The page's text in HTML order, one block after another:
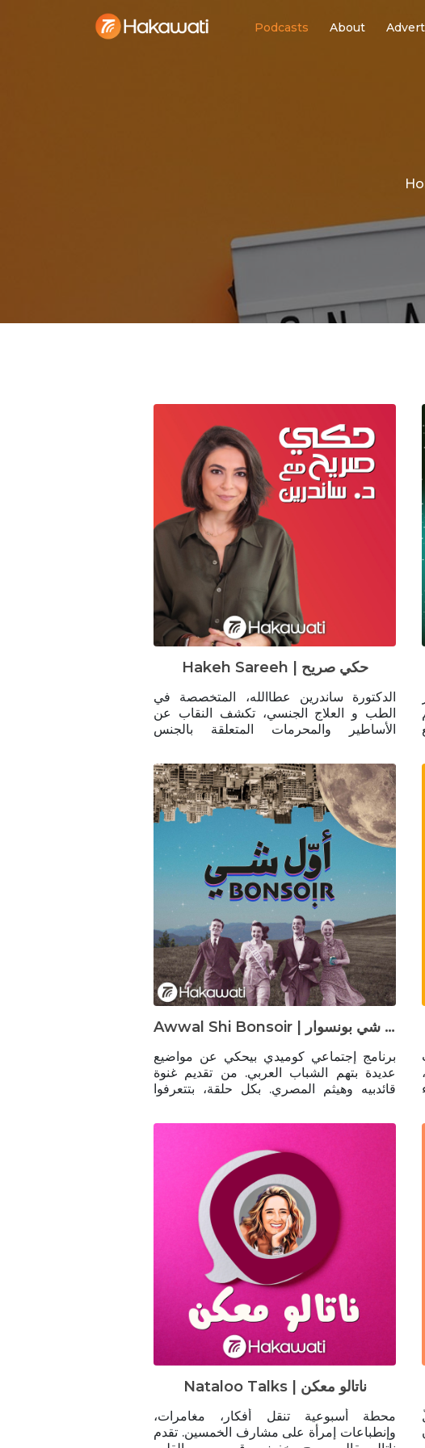
Podcasts About
Hakeh Sareeh | حكي صريح
الدكتورة ساندرين عطاالله، المتخصصة في
الطب و العلاج الجنسي، تكشف النقاب عن
الأساطير والمحرمات المتعلقة بالجنس
https://
Awwal Shi Bonsoir | أول شي بونسوار
برنامج إجتماعي كوميدي بيحكي عن مواضيع
عديدة بتهم الشباب العربي. من تقديم غنوة
قائدبيه وهيثم المصري. بكل حلقة، بتتعرفوا
على طريقة غنوة وهيثم المهضومة والطريفة.
https://instagram.com/awwalshibonsoir?
igshid=YmMyMTA2M2Y=
Nataloo Talks | ناتالو معكن
محطة أسبوعية تنقل أفكار، مغامرات،
وإنطباعات إمرأة على مشارف الخمسين. تقدم